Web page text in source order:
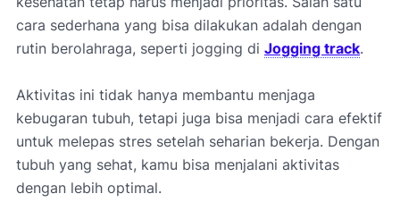
cara sederhana yang bisa dilakukan adalah dengan
rutin berolahraga, seperti jogging di Jogging track.
Aktivitas ini tidak hanya membantu menjaga
kebugaran tubuh, tetapi juga bisa menjadi cara efektif
untuk melepas stres setelah seharian bekerja. Dengan
tubuh yang sehat, kamu bisa menjalani aktivitas
dengan lebih optimal.